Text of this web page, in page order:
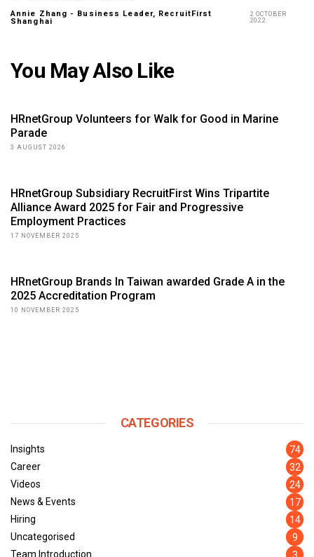
Annie Zhang - Business Leader, RecruitFirst
Shanghai
2 OCTOBER
2022
You May Also Like
HRnetGroup Volunteers for Walk for Good in Marine
Parade
3 AUGUST 2026
HRnetGroup Subsidiary RecruitFirst Wins Tripartite
Alliance Award 2025 for Fair and Progressive
Employment Practices
17 NOVEMBER 2025
HRnetGroup Brands In Taiwan awarded Grade A in the
2025 Accreditation Program
10 NOVEMBER 2025
CATEGORIES
Insights
74
Career
32
Videos
24
News & Events
17
Hiring
14
Uncategorised
9
Team Introduction
3